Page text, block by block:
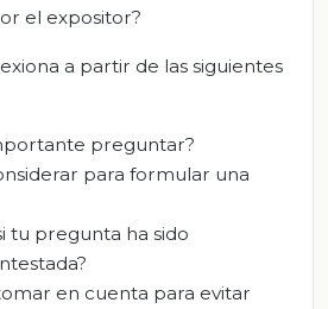
el expositor?
a partir de las siguientes
preguntar?
para formular una
tu pregunta ha sido
en cuenta para evitar